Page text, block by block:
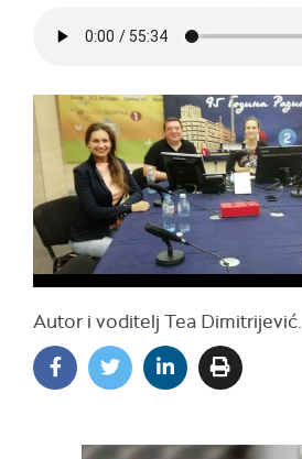
Autor i voditelj Tea Dimitrijević.